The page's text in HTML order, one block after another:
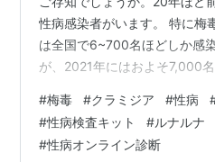
性病感染者がいます。 特に梅
は全国で6~700名ほどしか感
が、2021年にはおよそ7,000
東京都・大阪府・愛知県・神
いますが、人口10万人あたり
県、宮崎県なども高い数字が
#梅毒 #クラミジア #性病
#性病検査キット #ルナルナ
#性病オンライン診断